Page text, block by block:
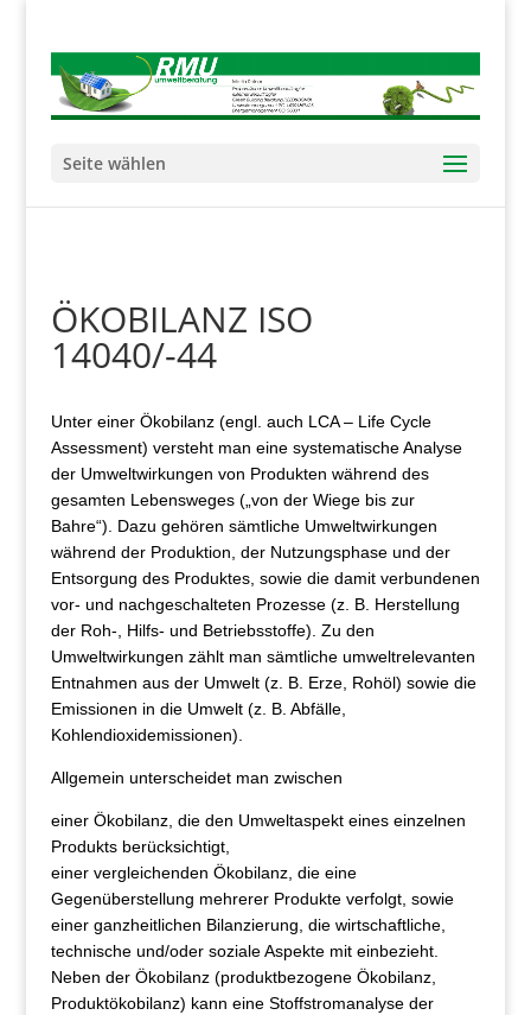
Seite wählen
ÖKOBILANZ ISO
14040/-44
Unter einer Ökobilanz (engl. auch LCA – Life Cycle
Assessment) versteht man eine systematische Analyse
der Umweltwirkungen von Produkten während des
gesamten Lebensweges („von der Wiege bis zur
Bahre“). Dazu gehören sämtliche Umweltwirkungen
während der Produktion, der Nutzungsphase und der
Entsorgung des Produktes, sowie die damit verbundenen
vor- und nachgeschalteten Prozesse (z. B. Herstellung
der Roh-, Hilfs- und Betriebsstoffe). Zu den
Umweltwirkungen zählt man sämtliche umweltrelevanten
Entnahmen aus der Umwelt (z. B. Erze, Rohöl) sowie die
Emissionen in die Umwelt (z. B. Abfälle,
Kohlendioxidemissionen).
Allgemein unterscheidet man zwischen
einer Ökobilanz, die den Umweltaspekt eines einzelnen
Produkts berücksichtigt,
einer vergleichenden Ökobilanz, die eine
Gegenüberstellung mehrerer Produkte verfolgt, sowie
einer ganzheitlichen Bilanzierung, die wirtschaftliche,
technische und/oder soziale Aspekte mit einbezieht.
Neben der Ökobilanz (produktbezogene Ökobilanz,
Produktökobilanz) kann eine Stoffstromanalyse der